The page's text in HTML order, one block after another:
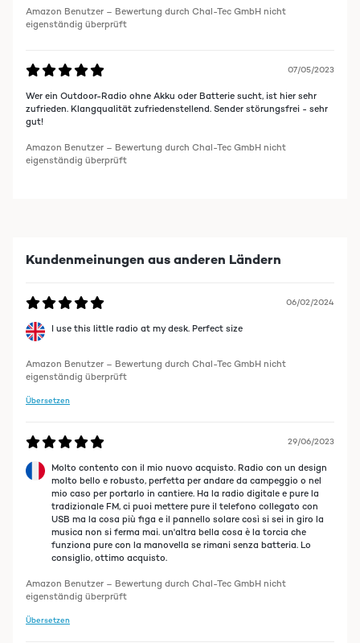
Amazon Benutzer – Bewertung durch Chal-Tec GmbH nicht
eigenständig überprüft
07/05/2023
Wer ein Outdoor-Radio ohne Akku oder Batterie sucht, ist hier sehr
zufrieden. Klangqualität zufriedenstellend. Sender störungsfrei - sehr
gut!
Amazon Benutzer – Bewertung durch Chal-Tec GmbH nicht
eigenständig überprüft
Kundenmeinungen aus anderen Ländern
06/02/2024
I use this little radio at my desk. Perfect size
Amazon Benutzer – Bewertung durch Chal-Tec GmbH nicht
eigenständig überprüft
Übersetzen
29/06/2023
Molto contento con il mio nuovo acquisto. Radio con un design
molto bello e robusto, perfetta per andare da campeggio o nel
mio caso per portarlo in cantiere. Ha la radio digitale e pure la
tradizionale FM, ci puoi mettere pure il telefono collegato con
USB ma la cosa più figa e il pannello solare così si sei in giro la
musica non si ferma mai. un'altra bella cosa è la torcia che
funziona pure con la manovella se rimani senza batteria. Lo
consiglio, ottimo acquisto.
Amazon Benutzer – Bewertung durch Chal-Tec GmbH nicht
eigenständig überprüft
Übersetzen